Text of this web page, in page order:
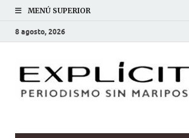
MENÚ SUPERIOR
8 agosto, 2026